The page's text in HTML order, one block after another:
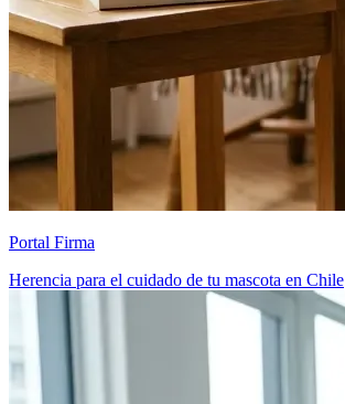
Portal Firma
Herencia para el cuidado de tu mascota en Chile